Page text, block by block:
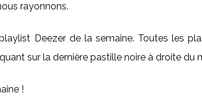
rayonnons.
Deezer de la semaine. Toutes les
sur la dernière pastille noire à droite du
!